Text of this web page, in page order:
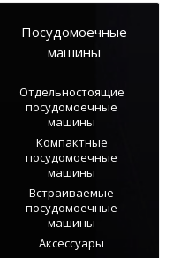
Посудомоечные
машины
Отдельностоящие
посудомоечные
машины
Компактные
посудомоечные
машины
Встраиваемые
посудомоечные
машины
Аксессуары